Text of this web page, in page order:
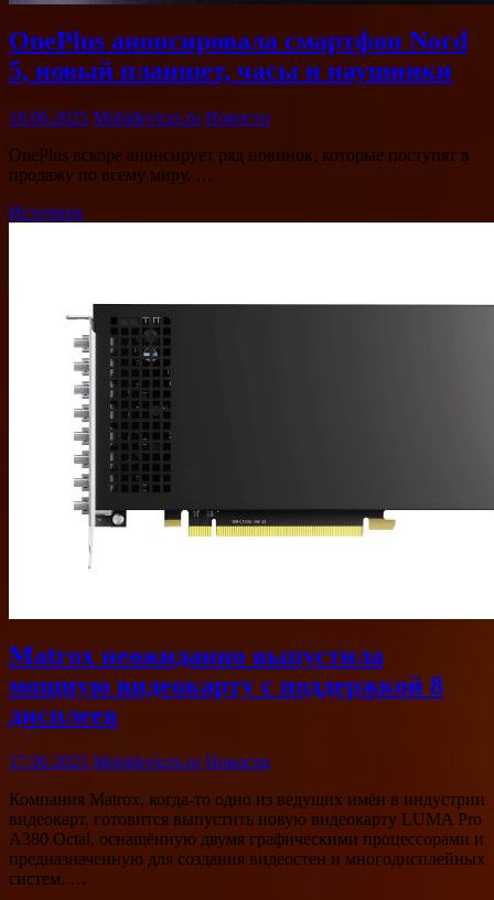
OnePlus анонсировала смартфон Nord
5, новый планшет, часы и наушники
18.06.2025 Mobidevices.ru Новости
OnePlus вскоре анонсирует ряд новинок, которые поступят в
продажу по всему миру. …
Источник
Matrox неожиданно выпустила
мощную видеокарту с поддержкой 8
дисплеев
17.06.2025 Mobidevices.ru Новости
Компания Matrox, когда-то одно из ведущих имён в индустрии
видеокарт, готовится выпустить новую видеокарту LUMA Pro
A380 Octal, оснащённую двумя графическими процессорами и
предназначенную для создания видеостен и многодисплейных
систем. …